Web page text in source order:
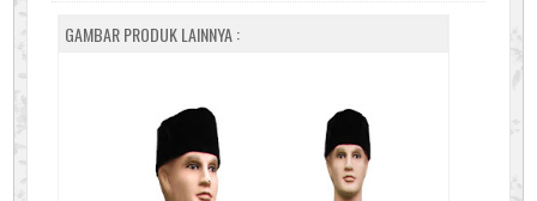
GAMBAR PRODUK LAINNYA :